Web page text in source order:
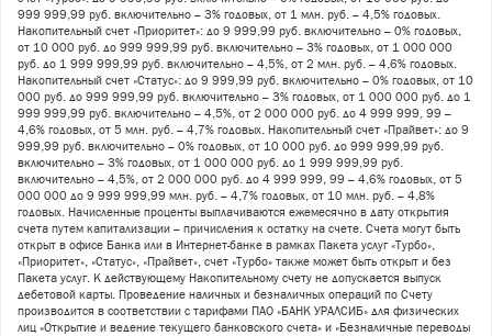
999 999,99 руб. включительно – 3% годовых, от 1 млн. руб. – 4,5% годовых.
Накопительный счет «Приоритет»: до 9 999,99 руб. включительно – 0% годовых,
от 10 000 руб. до 999 999,99 руб. включительно – 3% годовых, от 1 000 000
руб. до 1 999 999,99 руб. включительно – 4,5%, от 2 млн. руб. – 4,6% годовых.
Накопительный счет «Статус»: до 9 999,99 руб. включительно – 0% годовых, от 10
000 руб. до 999 999,99 руб. включительно – 3% годовых, от 1 000 000 руб. до 1
999 999,99 руб. включительно – 4,5%, от 2 000 000 руб. до 4 999 999, 99 –
4,6% годовых, от 5 млн. руб. – 4,7% годовых. Накопительный счет «Прайвет»: до 9
999,99 руб. включительно – 0% годовых, от 10 000 руб. до 999 999,99 руб.
включительно – 3% годовых, от 1 000 000 руб. до 1 999 999,99 руб.
включительно – 4,5%, от 2 000 000 руб. до 4 999 999, 99 – 4,6% годовых, от 5
000 000 до 9 999 999,99 млн. руб. – 4,7% годовых, от 10 млн. руб. – 4,8%
годовых. Начисленные проценты выплачиваются ежемесячно в дату открытия
счета путем капитализации – причисления к остатку на счете. Счета могут быть
открыт в офисе Банка или в Интернет-банке в рамках Пакета услуг «Турбо»,
«Приоритет», «Статус», «Прайвет», счет «Турбо» также может быть открыт и без
Пакета услуг. К действующему Накопительному счету не допускается выпуск
дебетовой карты. Проведение наличных и безналичных операций по Счету
производится в соответствии с тарифами ПАО «БАНК УРАЛСИБ» для физических
лиц «Открытие и ведение текущего банковского счета» и «Безналичные переводы